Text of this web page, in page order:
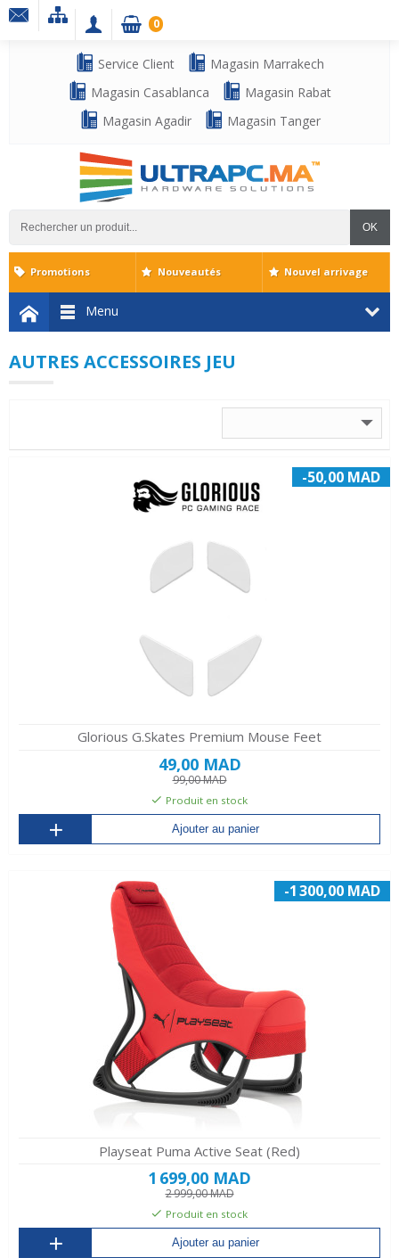
Service Client
Magasin Marrakech
Magasin Casablanca
Magasin Rabat
Magasin Agadir
Magasin Tanger
OK
0
Menu
Promotions Nouveautés Nouvel arrivage
AUTRES ACCESSOIRES JEU
-50,00 MAD
Glorious G.Skates Premium Mouse Feet
49,00 MAD
99,00 MAD
Produit en stock
Ajouter au panier
-1 300,00 MAD
Playseat Puma Active Seat (Red)
1 699,00 MAD
2 999,00 MAD
Produit en stock
Ajouter au panier